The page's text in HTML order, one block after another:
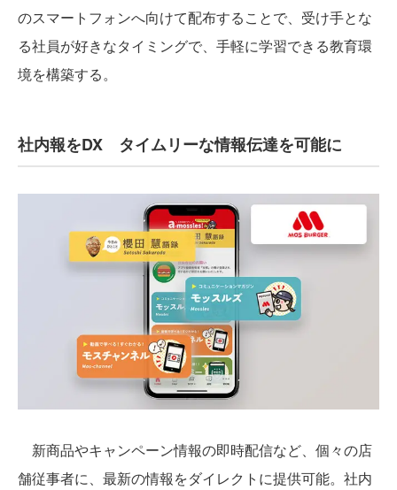
のスマートフォンへ向けて配布することで、受け手とな
る社員が好きなタイミングで、手軽に学習できる教育環
境を構築する。
社内報をDX タイムリーな情報伝達を可能に
新商品やキャンペーン情報の即時配信など、個々の店
舗従事者に、最新の情報をダイレクトに提供可能。社内